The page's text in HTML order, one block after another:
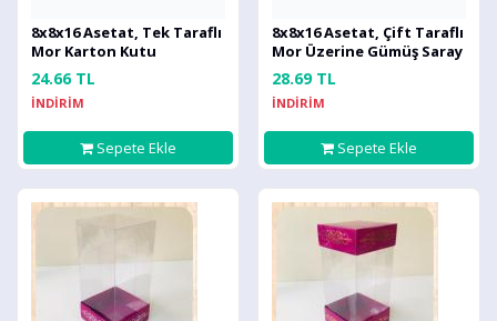
8x8x16 Asetat, Tek Taraflı
Mor Karton Kutu
24.66 TL
İNDİRİM
Sepete Ekle
8x8x16 Asetat, Çift Taraflı
Mor Üzerine Gümüş Saray
Desenli Kutu
28.69 TL
İNDİRİM
Sepete Ekle